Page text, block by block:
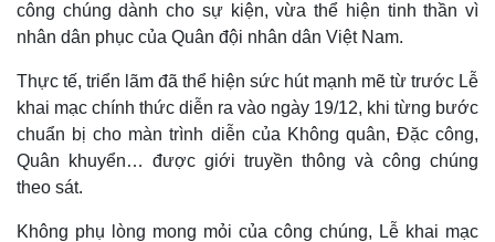
công chúng dành cho sự kiện, vừa thể hiện tinh thần vì
nhân dân phục của Quân đội nhân dân Việt Nam.
Thực tế, triển lãm đã thể hiện sức hút mạnh mẽ từ trước Lễ
khai mạc chính thức diễn ra vào ngày 19/12, khi từng bước
chuẩn bị cho màn trình diễn của Không quân, Đặc công,
Quân khuyển… được giới truyền thông và công chúng
theo sát.
Không phụ lòng mong mỏi của công chúng, Lễ khai mạc